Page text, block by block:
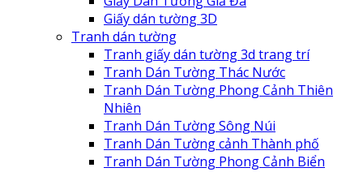
Giấy dán tường 3D
Tranh dán tường
Tranh giấy dán tường 3d trang trí
Tranh Dán Tường Thác Nước
Tranh Dán Tường Phong Cảnh Thiên
Nhiên
Tranh Dán Tường Sông Núi
Tranh Dán Tường cảnh Thành phố
Tranh Dán Tường Phong Cảnh Biển